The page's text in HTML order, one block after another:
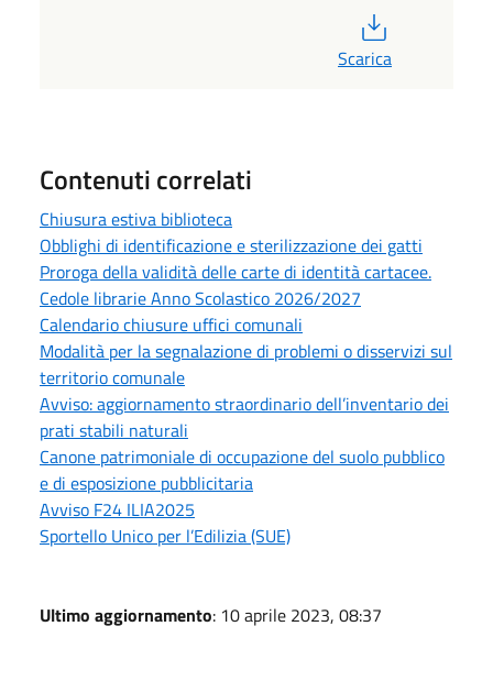
Scarica
Contenuti correlati
Chiusura estiva biblioteca
Obblighi di identificazione e sterilizzazione dei gatti
Proroga della validità delle carte di identità cartacee.
Cedole librarie Anno Scolastico 2026/2027
Calendario chiusure uffici comunali
Modalità per la segnalazione di problemi o disservizi sul
territorio comunale
Avviso: aggiornamento straordinario dell’inventario dei
prati stabili naturali
Canone patrimoniale di occupazione del suolo pubblico
e di esposizione pubblicitaria
Avviso F24 ILIA2025
Sportello Unico per l’Edilizia (SUE)
Ultimo aggiornamento: 10 aprile 2023, 08:37